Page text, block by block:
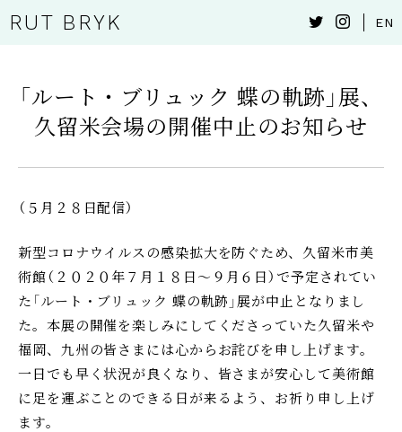
RUT BRYK EN
「ルート・ブリュック 蝶の軌跡」展、
久留米会場の開催中止のお知らせ
（５月２８日配信）
新型コロナウイルスの感染拡大を防ぐため、久留米市美
術館（２０２０年７月１８日〜９ 月６日）で予定されてい
た「ルート・ブリュック 蝶の軌跡」展が中止となりまし
た。本展の開催を楽しみにしてくださっていた久留米や
福岡、九州の皆さまには心からお詫びを申し上げます。
一日でも早く状況が良くなり、皆さまが安心して美術館
に足を運ぶことのできる日が来るよう、お祈り申し上げ
ます。